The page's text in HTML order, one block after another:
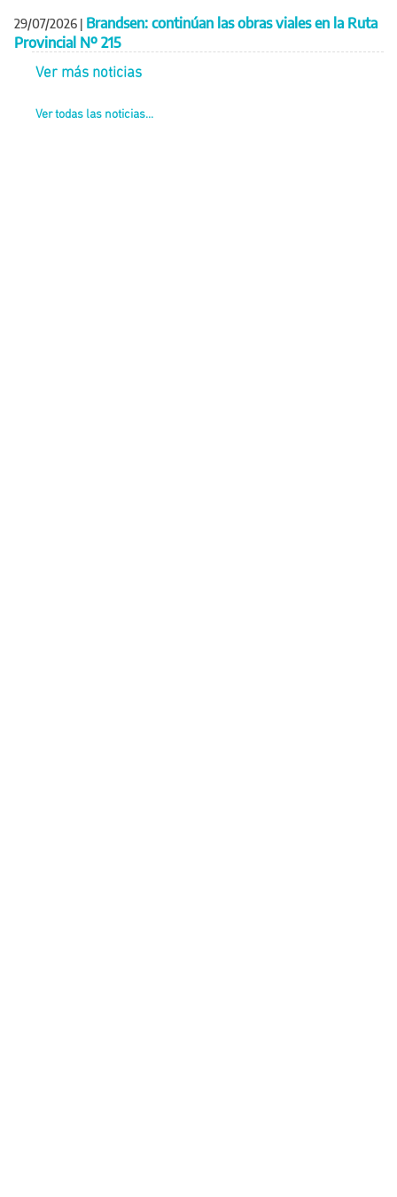
29/07/2026 | Brandsen: continúan las obras viales en la Ruta
Provincial Nº 215
Ver más noticias
Ver todas las noticias...